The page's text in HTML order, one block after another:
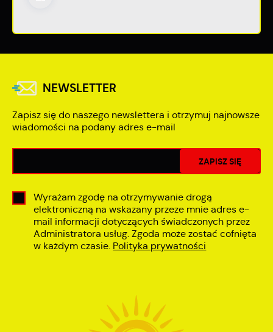
NEWSLETTER
Zapisz się do naszego newslettera i otrzymuj najnowsze
wiadomości na podany adres e-mail
Wyrażam zgodę na otrzymywanie drogą
elektroniczną na wskazany przeze mnie adres e-
mail informacji dotyczących świadczonych przez
Administratora usług. Zgoda może zostać cofnięta
w każdym czasie. Polityka prywatności